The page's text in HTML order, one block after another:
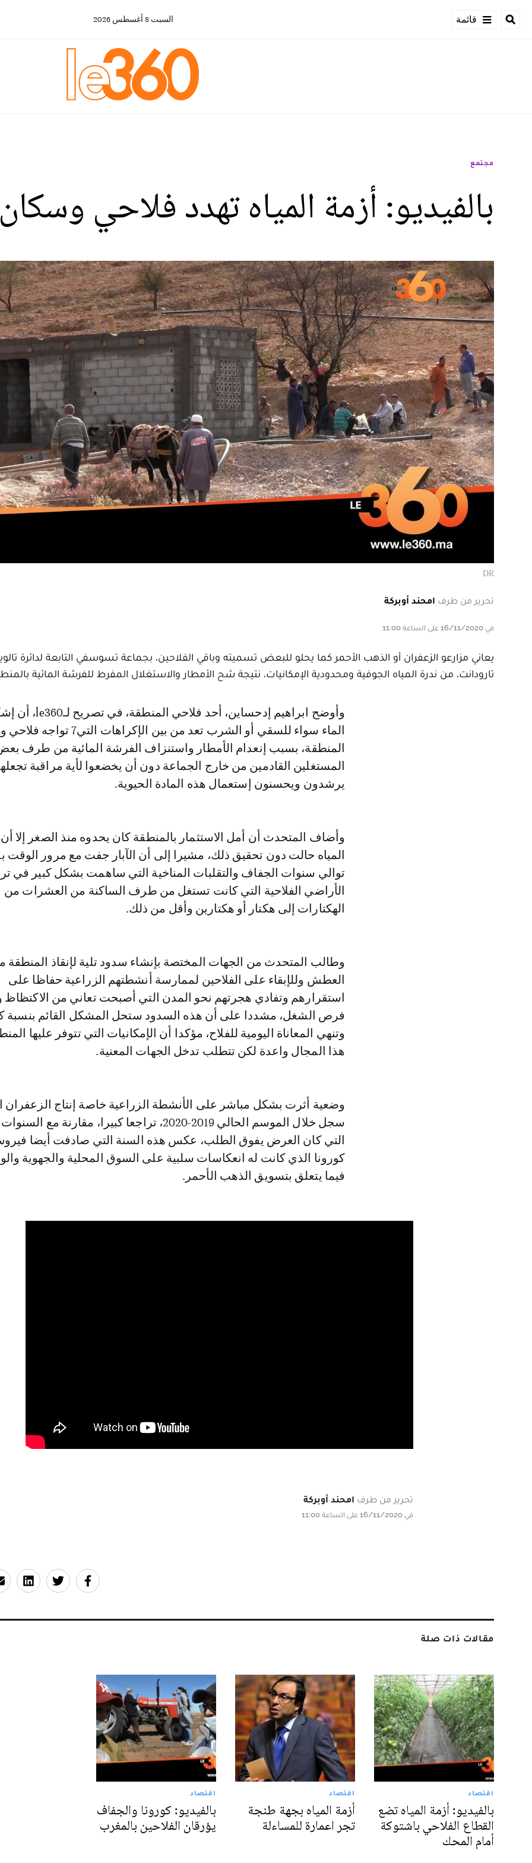
قائمة السبت 8 أغسطس 2026
مجتمع
بالفيديو: أزمة المياه تهدد فلاحي
DR
تحرير من طرف امحند أوبركة
في 16/11/2020 على الساعة 11:00
يعاني مزارعو الزعفران أو الذهب الأحمر كما يحلو للبعض تسميته وباقي الفلاحين، بجماعة تسوسفي التابعة لدائرة
تارودانت، من ندرة المياه الجوفية ومحدودية الإمكانيات، نتيجة شح الأمطار والاستغلال المفرط للفرشة المائية
وأوضح ابراهيم إدحساين، أحد فلاحي المنطقة، في تصريح لـle360، أن إشكالية
الماء سواء للسقي أو الشرب تعد من بين الإكراهات
المنطقة، بسبب إنعدام الأمطار واستنزاف الفرشة المائية من طرف
المستغلين القادمين من خارج الجماعة دون أن يخضعوا لأية مراقبة
يرشدون ويحسنون إستعمال هذه المادة الحيوية.
وأضاف المتحدث أن أمل الاستثمار بالمنطقة كان يحدوه منذ الصغر إلا
المياه حالت دون تحقيق ذلك، مشيرا إلى أن الآبار جفت مع مرور
توالي سنوات الجفاف والتقلبات المناخية التي ساهمت بشكل كبير في
الأراضي الفلاحية التي كانت تستغل من طرف الساكنة من العشرات من
الهكتارات إلى هكتار أو هكتارين وأقل من ذلك.
وطالب المتحدث من الجهات المختصة بإنشاء سدود تلية لإنقاذ
العطش وللإبقاء على الفلاحين لممارسة أنشطتهم الزراعية حفاظا على
استقرارهم وتفادي هجرتهم نحو المدن التي أصبحت تعاني من الاكتظاظ
فرص الشغل، مشددا على أن هذه السدود ستحل المشكل القائم بنسبة
وتنهي المعاناة اليومية للفلاح، مؤكدا أن الإمكانيات التي تتوفر عليها
هذا المجال واعدة لكن تتطلب تدخل الجهات المعنية.
وضعية أثرت بشكل مباشر على الأنشطة الزراعية خاصة إنتاج الزعفران
سجل خلال الموسم الحالي 2019-2020، تراجعا كبيرا، مقارنة مع
التي كان العرض يفوق الطلب، عكس هذه السنة التي صادفت أيضا
كورونا الذي كانت له انعكاسات سلبية على السوق المحلية والجهوية
فيما يتعلق بتسويق الذهب الأحمر.
تحرير من طرف امحند أوبركة
في 16/11/2020 على الساعة 11:00
مقالات ذات صلة
اقتصاد
بالفيديو: أزمة المياه تضع
القطاع الفلاحي باشتوكة
أمام المحك
اقتصاد
أزمة المياه بجهة طنجة
تجر اعمارة للمساءلة
اقتصاد
بالفيديو: كورونا والجفاف
يؤرقان الفلاحين بالمغرب